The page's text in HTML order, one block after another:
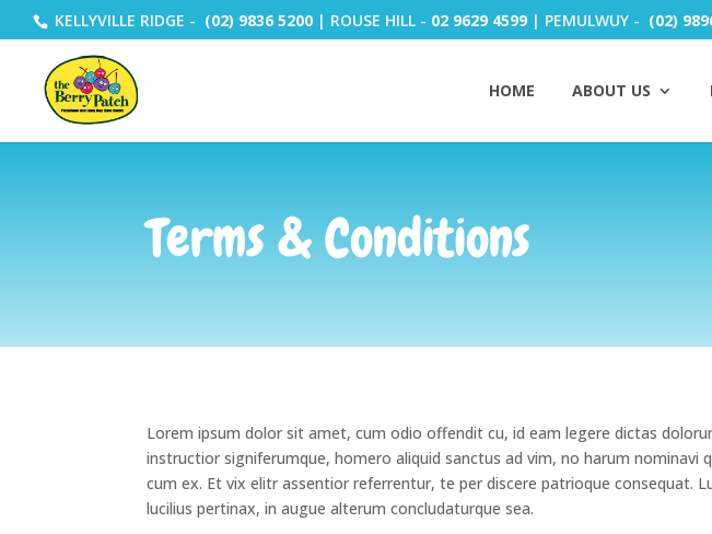
KELLYVILLE RIDGE - (02) 9836 5200 | ROUSE HILL - 02 9629 4599 | PEMULWUY - (02)
HOME ABOUT US
Terms & Conditions
Lorem ipsum dolor sit amet, cum odio offendit cu, id eam legere dictas
instructior signiferumque, homero aliquid sanctus ad vim, no harum
cum ex. Et vix elitr assentior referrentur, te per discere patrioque consequat.
lucilius pertinax, in augue alterum concludaturque sea.